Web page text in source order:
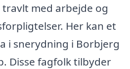
med arbejde og
Her kan et
i snerydning i Borbjerg
Disse fagfolk tilbyder